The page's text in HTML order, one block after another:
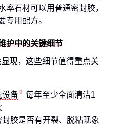
率石材可以用普通密封胶，
专用配方。
护中的关键细节
现，这些细节值得重点关
设备
每年至少全面清洁1
封胶是否有开裂、脱粘现象